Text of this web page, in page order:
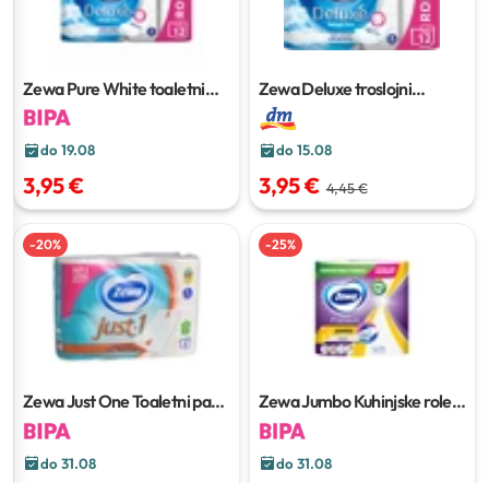
Zewa Pure White toaletni
papir12/1
do 19.08
3,95 €
Zewa Deluxe troslojni
toaletni papir
listića
do 15.08
3,95 € 4,45 €
-20%
Zewa Just One Toaletni papir
6/1, 5-slojni
do 31.08
-25%
Zewa Jumbo Kuhinjske role
1/1, 3-slojne
do 31.08